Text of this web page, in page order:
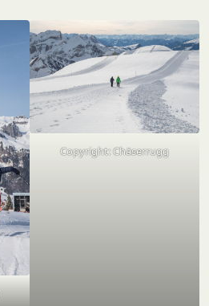
Copyright: Chäserrugg